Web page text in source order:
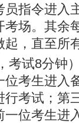
指令进入
场。其余
，直至所
考试8分钟
考生进入
考试；第
位考生进